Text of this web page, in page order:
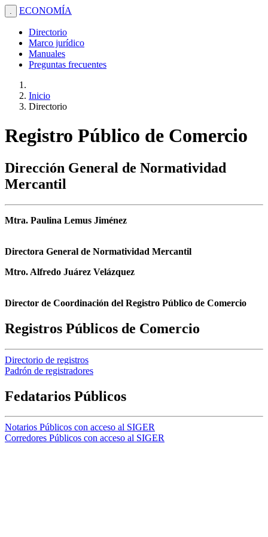
. ECONOMÍA
Directorio
Marco jurídico
Manuales
Preguntas frecuentes
Inicio
Directorio
Registro Público de Comercio
Dirección General de Normatividad
Mercantil
Mtra. Paulina Lemus Jiménez
Directora General de Normatividad Mercantil
Mtro. Alfredo Juárez Velázquez
Director de Coordinación del Registro Público de Comercio
Registros Públicos de Comercio
Directorio de registros
Padrón de registradores
Fedatarios Públicos
Notarios Públicos con acceso al SIGER
Corredores Públicos con acceso al SIGER